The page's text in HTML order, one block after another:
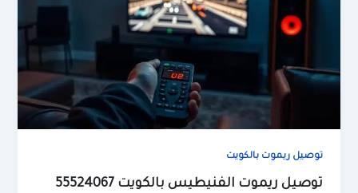
توصيل ريموت بالكويت
توصيل ريموت الفنيطيس بالكويت 55524067